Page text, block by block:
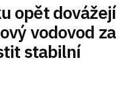
opět dovážejí
vodovod za
stabilní